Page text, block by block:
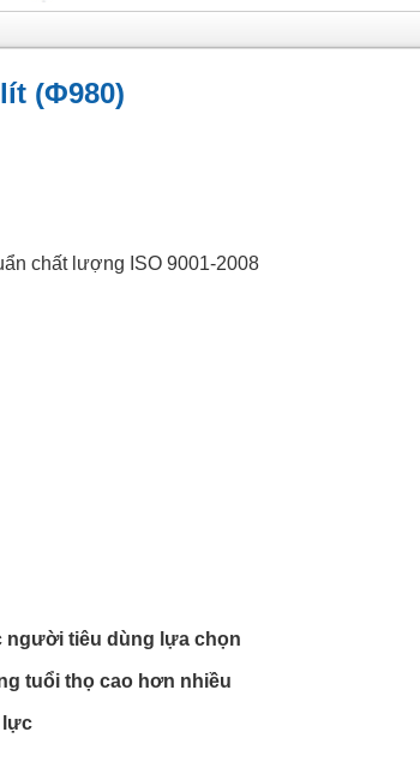
(Φ980)
chất lượng ISO 9001-2008
người tiêu dùng lựa chọn
tuổi thọ cao hơn nhiều
lực